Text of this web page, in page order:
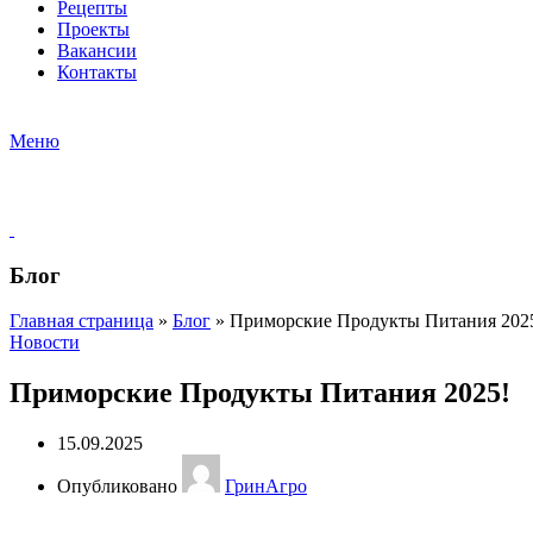
Рецепты
Проекты
Вакансии
Контакты
Меню
Блог
Главная страница » Блог » Приморские Продукты Питания
Новости
Приморские Продукты Питания 2025!
15.09.2025
Опубликовано ГринАгро